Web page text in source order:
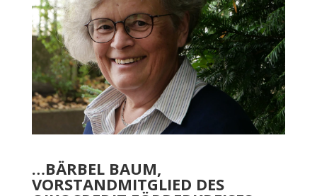
…BÄRBEL BAUM,
VORSTANDMITGLIED DES